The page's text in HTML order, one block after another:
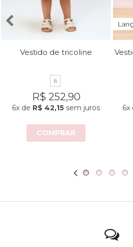
Vestido de tricoline
6
R$ 252,90
6x de R$ 42,15 sem juros
COMPRAR
6x